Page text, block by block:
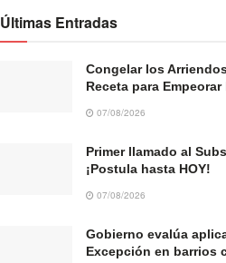
Últimas Entradas
Congelar los
Receta para
07/08/2026
Primer llamado al
¡Postula hasta HOY!
07/08/2026
Gobierno evalúa
Excepción en barrios